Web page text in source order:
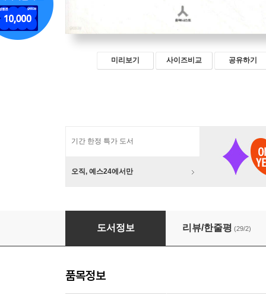
미리보기 사이즈비교 공유하기
기간 한정 특가 도서
오직, 예스24에서만
교수대 위의 까치
도서정보 리뷰/한줄평 (29/2)
품목정보